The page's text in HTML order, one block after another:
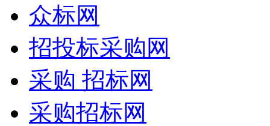
众标网
招投标采购网
采购 招标网
采购招标网